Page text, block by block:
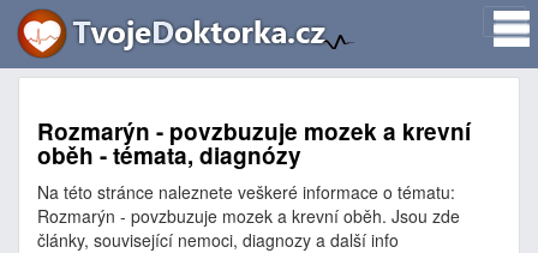
Rozmarýn - povzbuzuje mozek a krevní
oběh - témata, diagnózy
Na této stránce naleznete veškeré informace o tématu:
Rozmarýn - povzbuzuje mozek a krevní oběh. Jsou zde
články, související nemoci, diagnozy a další info